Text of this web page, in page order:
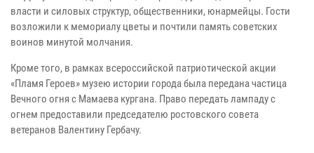
власти и силовых структур, общественники, юнармейцы. Гости
возложили к мемориалу цветы и почтили память советских
воинов минутой молчания.
Кроме того, в рамках всероссийской патриотической акции
«Пламя Героев» музею истории города была передана частица
Вечного огня с Мамаева кургана. Право передать лампаду с
огнем предоставили председателю ростовского совета
ветеранов Валентину Гербачу.